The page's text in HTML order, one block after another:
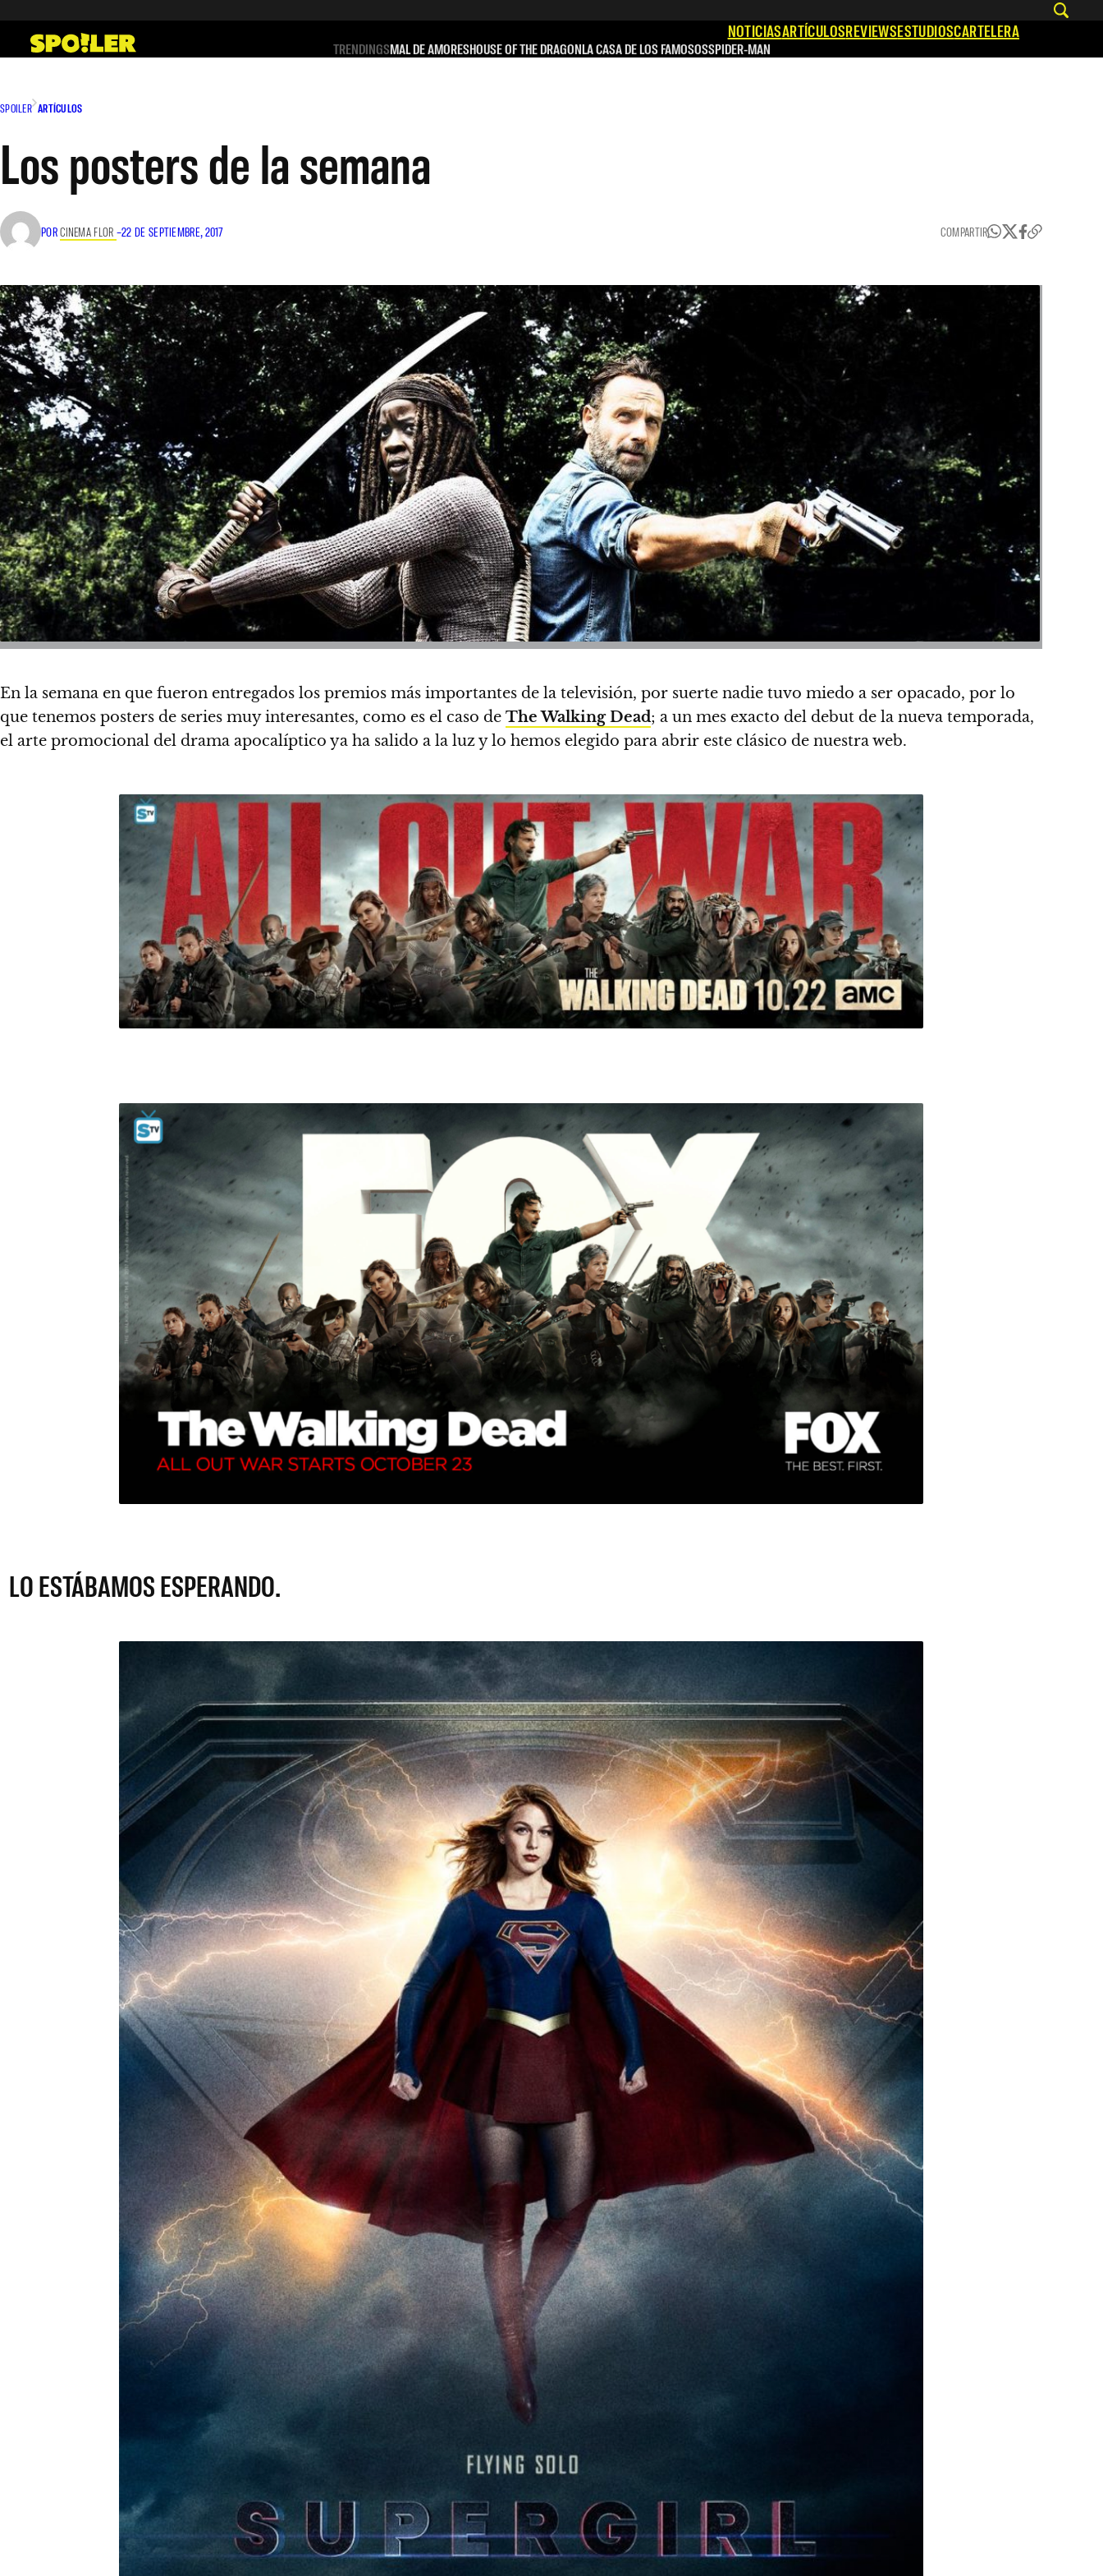
contenido
NOTICIASARTÍCULOSREVIEWSESTUDIOSCARTELERA
TRENDINGSMAL DE AMORESHOUSE OF THE DRAGONLA CASA DE LOS FAMOSOSSPIDER-MAN
SPOILER ARTÍCULOS
Los posters de la semana
PORCINEMA FLOR –22 DE SEPTIEMBRE, 2017 COMPARTIR
En la semana en que fueron entregados los premios más importantes de la televisión, por suerte nadie tuvo miedo a ser opacado, por lo
que tenemos posters de series muy interesantes, como es el caso de The Walking Dead; a un mes exacto del debut de la nueva temporada,
el arte promocional del drama apocalíptico ya ha salido a la luz y lo hemos elegido para abrir este clásico de nuestra web.
LO ESTÁBAMOS ESPERANDO.